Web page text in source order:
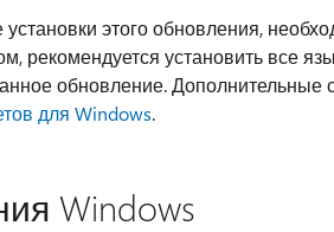
этого обновления,
рекомендуется установить все
обновление. Дополнительные
для Windows.
Windows